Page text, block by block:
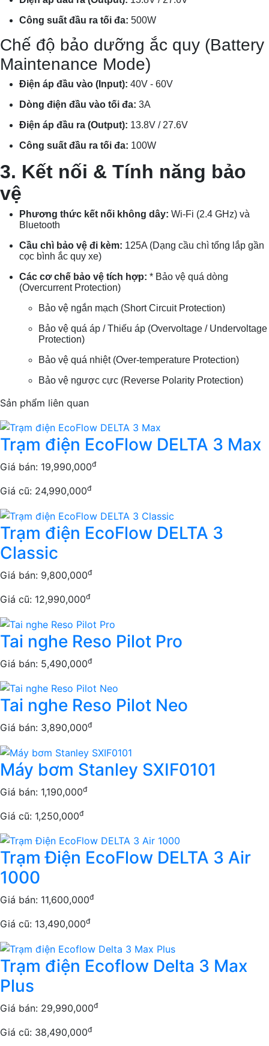
Công suất đầu ra tối đa: 500W
Chế độ bảo dưỡng ắc quy (Battery
Maintenance Mode)
Điện áp đầu vào (Input): 40V - 60V
Dòng điện đầu vào tối đa: 3A
Điện áp đầu ra (Output): 13.8V / 27.6V
Công suất đầu ra tối đa: 100W
3. Kết nối & Tính năng bảo
vệ
Phương thức kết nối không dây: Wi-Fi (2.4 GHz) và
Bluetooth
Cầu chì bảo vệ đi kèm: 125A (Dạng cầu chì tổng lắp gần
cọc bình ắc quy xe)
Các cơ chế bảo vệ tích hợp: * Bảo vệ quá dòng
(Overcurrent Protection)
Bảo vệ ngắn mạch (Short Circuit Protection)
Bảo vệ quá áp / Thiếu áp (Overvoltage / Undervoltage
Protection)
Bảo vệ quá nhiệt (Over-temperature Protection)
Bảo vệ ngược cực (Reverse Polarity Protection)
Sản phẩm liên quan
Trạm điện EcoFlow DELTA 3 Max
Giá bán: 19,990,000đ
Giá cũ: 24,990,000đ
Trạm điện EcoFlow DELTA 3
Classic
Giá bán: 9,800,000đ
Giá cũ: 12,990,000đ
Tai nghe Reso Pilot Pro
Giá bán: 5,490,000đ
Tai nghe Reso Pilot Neo
Giá bán: 3,890,000đ
Máy bơm Stanley SXIF0101
Giá bán: 1,190,000đ
Giá cũ: 1,250,000đ
Trạm Điện EcoFlow DELTA 3 Air
1000
Giá bán: 11,600,000đ
Giá cũ: 13,490,000đ
Trạm điện Ecoflow Delta 3 Max
Plus
Giá bán: 29,990,000đ
Giá cũ: 38,490,000đ